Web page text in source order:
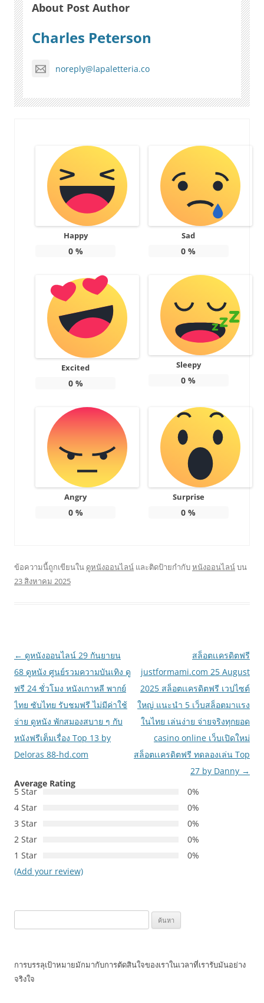
About Post Author
Charles Peterson
noreply@lapaletteria.co
Happy
0%
Sad
0 %
Excited
0%
Sleepy
0 %
Angry
0%
Surprise
0 %
ข้อความนี้ถูกเขียนใน ดูหนังออนไลน์ และติดป้ายกำกับหนังออนไลน์บน
23 สิงหาคม 2025
เมนู
นำทาง
เรื่อง
← ดูหนังออนไลน์ 29 กันยายน
68 ดูหนัง ศูนย์รวมความบันเทิง ดู
ฟรี 24 ชั่วโมง หนังเกาหลี พากย์
ไทย ซับไทย รับชมฟรี ไม่มีค่าใช้
จ่าย ดูหนัง พักสมองสบาย ๆ กับ
หนังฟรีเต็มเรื่อง Top 13 by
Deloras 88-hd.com
สล็อตเเครดิตฟรี
justformami.com 25 August
2025 สล็อตเเครดิตฟรี เวปไซต์
ใหญ่ แนะนำ 5 เว็บสล็อตมาแรง
ในไทย เล่นง่าย จ่ายจริงทุกยอด
casino online เว็บเปิดใหม่
สล็อตเเครดิตฟรี ทดลองเล่น Top
27 by Danny →
Average Rating
5 Star
0%
4 Star
0%
3 Star
0%
2 Star
0%
1 Star
0%
(Add your review)
สำหรับ:
การบรรลุเป้าหมายมักมากับการตัดสินใจของเราในเวลาที่เรารับมันอย่าง
จริงใจ